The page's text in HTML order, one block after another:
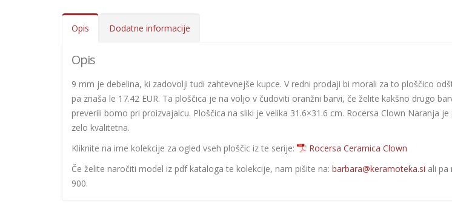
Opis Dodatne informacije
Opis
9 mm je debelina, ki zadovolji tudi zahtevnejše kupce. V redni prodaji bi morali za to ploščico
pa znaša le 17.42 EUR. Ta ploščica je na voljo v čudoviti oranžni barvi, če želite kakšno drugo
preverili bomo pri proizvajalcu. Ploščica na sliki je velika 31.6×31.6 cm. Rocersa Clown Naranja
zelo kvalitetna.
Kliknite na ime kolekcije za ogled vseh ploščic iz te serije:
Rocersa Ceramica Clown
Če želite naročiti model iz pdf kataloga te kolekcije, nam pišite na: barbara@keramoteka.si ali pa
900.